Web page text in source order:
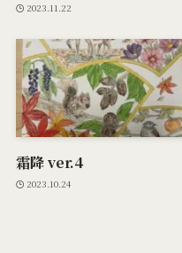
2023.11.22
霜降 ver.4
2023.10.24